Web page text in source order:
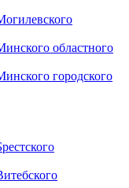
областного
городского